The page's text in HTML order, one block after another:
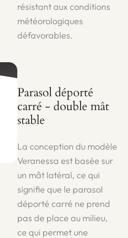
résistant aux conditions
météorologiques
défavorables.
Parasol déporté
carré - double mât
stable
La conception du modèle
Veranessa est basée sur
un mât latéral, ce qui
signifie que le parasol
déporté carré ne prend
pas de place au milieu,
ce qui permet une